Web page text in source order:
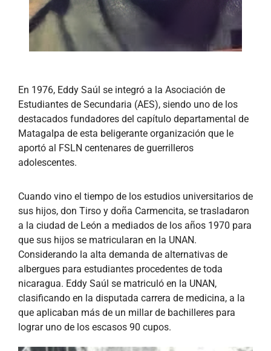
En 1976, Eddy Saúl se integró a la Asociación de
Estudiantes de Secundaria (AES), siendo uno de los
destacados fundadores del capítulo departamental de
Matagalpa de esta beligerante organización que le
aportó al FSLN centenares de guerrilleros
adolescentes.
Cuando vino el tiempo de los estudios universitarios de
sus hijos, don Tirso y doña Carmencita, se trasladaron
a la ciudad de León a mediados de los años 1970 para
que sus hijos se matricularan en la UNAN.
Considerando la alta demanda de alternativas de
albergues para estudiantes procedentes de toda
nicaragua. Eddy Saúl se matriculó en la UNAN,
clasificando en la disputada carrera de medicina, a la
que aplicaban más de un millar de bachilleres para
lograr uno de los escasos 90 cupos.